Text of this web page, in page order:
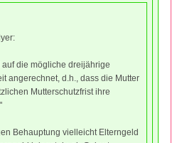
die mögliche dreijährige
angerechnet, d.h., dass die Mutter
Mutterschutzfrist ihre
Behauptung vielleicht Elterngeld